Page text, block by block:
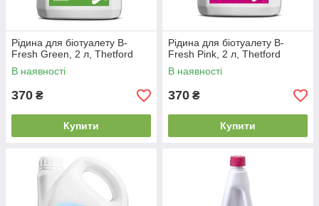
Рідина для біотуалету B-
Fresh Green, 2 л, Thetford
В наявності
370 ₴
Купити
Рідина для біотуалету B-
Fresh Pink, 2 л, Thetford
В наявності
370 ₴
Купити